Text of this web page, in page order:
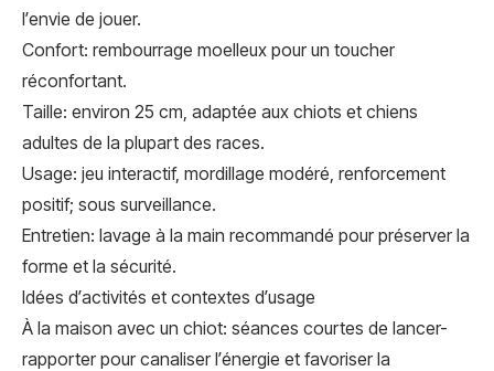
l’envie de jouer.
Confort: rembourrage moelleux pour un toucher
réconfortant.
Taille: environ 25 cm, adaptée aux chiots et chiens
adultes de la plupart des races.
Usage: jeu interactif, mordillage modéré, renforcement
positif; sous surveillance.
Entretien: lavage à la main recommandé pour préserver la
forme et la sécurité.
Idées d’activités et contextes d’usage
À la maison avec un chiot: séances courtes de lancer-
rapporter pour canaliser l’énergie et favoriser la